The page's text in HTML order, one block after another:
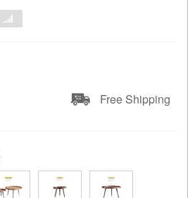
Free Shipping